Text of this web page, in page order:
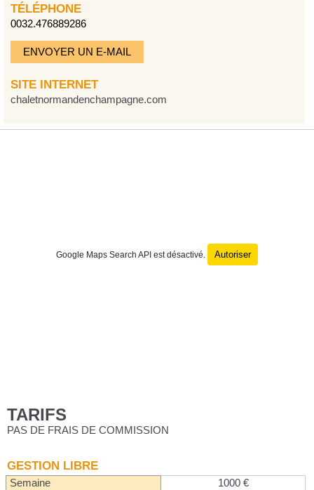
TÉLÉPHONE
0032.476889286
ENVOYER UN E-MAIL
SITE INTERNET
chaletnormandenchampagne.com
Google Maps Search API est désactivé. Autoriser
TARIFS
PAS DE FRAIS DE COMMISSION
GESTION LIBRE
Semaine 1000 €